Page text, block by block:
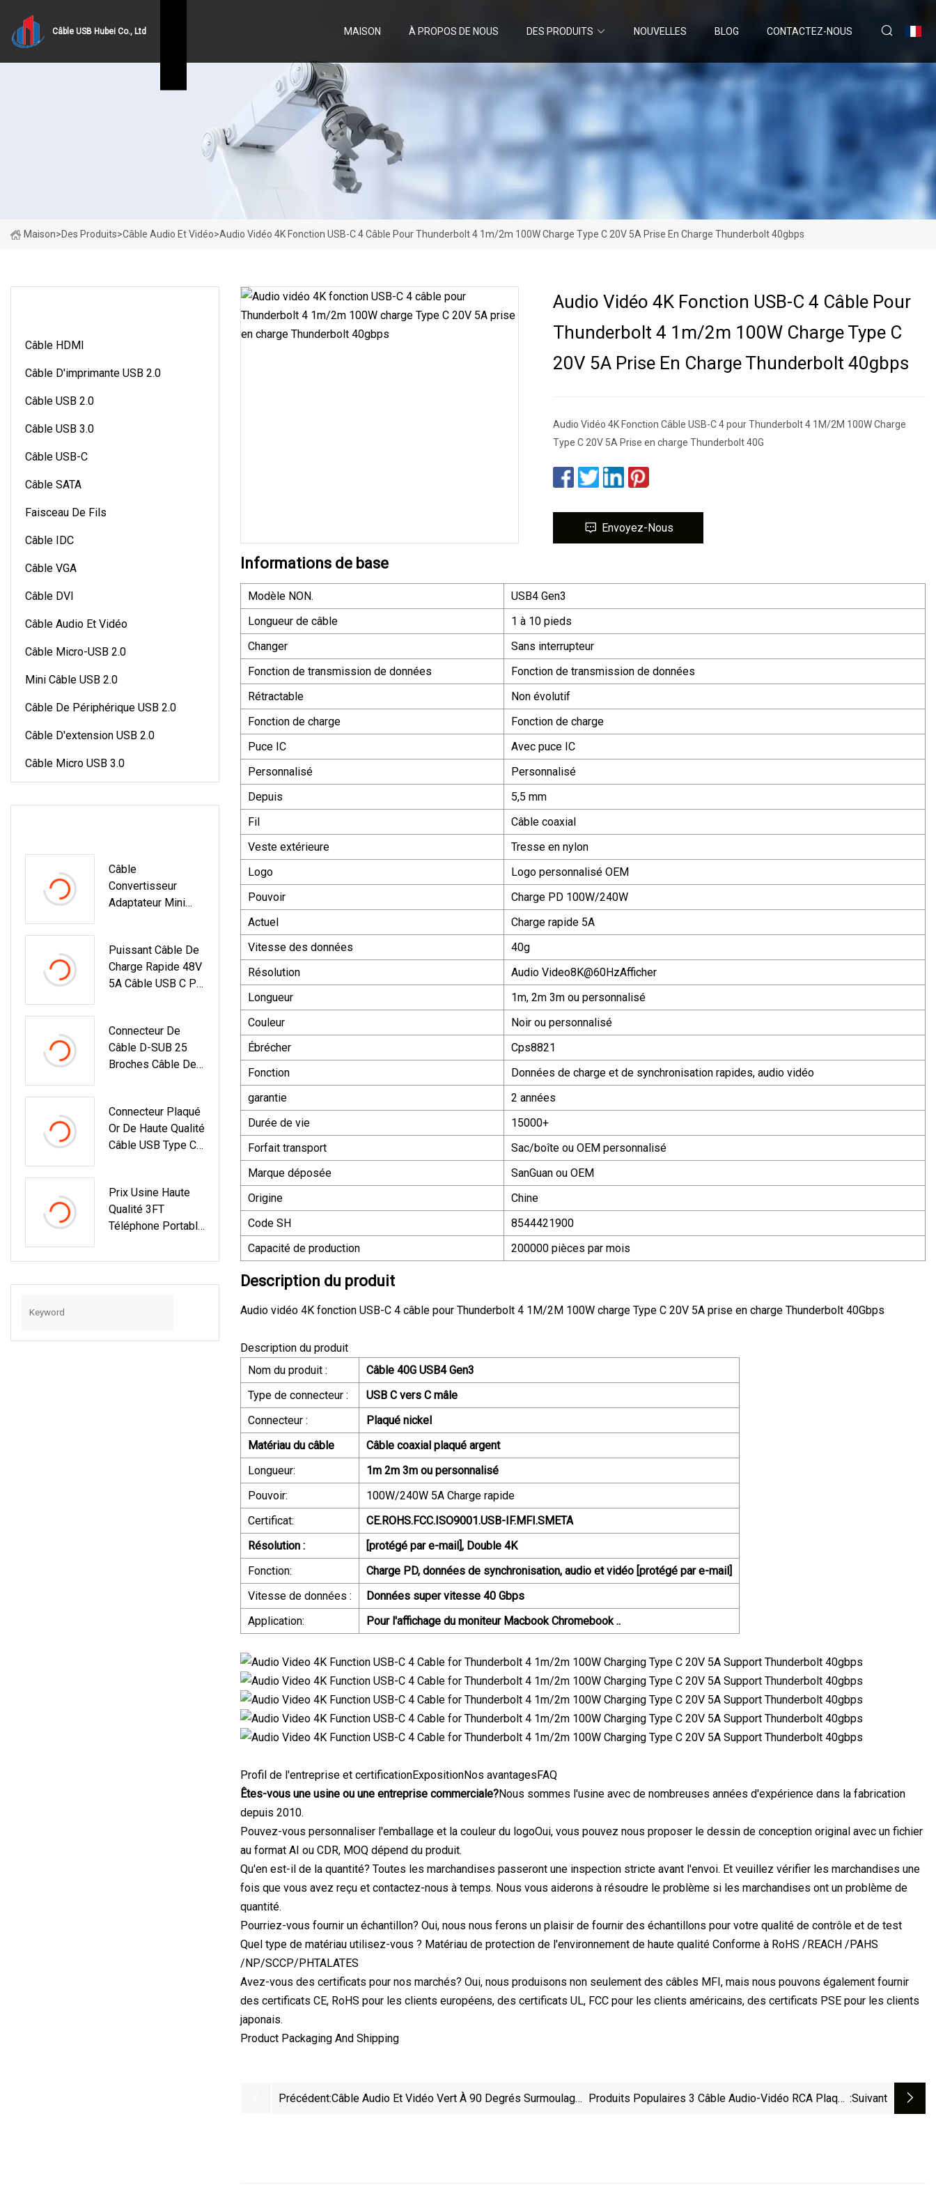
Câble USB Hubei Co., Ltd MAISON À PROPOS DE NOUS DES PRODUITS NOUVELLES BLOG CONTACTEZ-NOUS
Maison>Des Produits>Câble Audio Et Vidéo>Audio Vidéo 4K Fonction USB-C 4 Câble Pour Thunderbolt 4 1m/2m 100W Charge Type C 20V 5A Prise En Charge Thunderbolt 40gbps
Câble HDMI
Câble D'imprimante USB 2.0
Câble USB 2.0
Câble USB 3.0
Câble USB-C
Câble SATA
Faisceau De Fils
Câble IDC
Câble VGA
Câble DVI
Câble Audio Et Vidéo
Câble Micro-USB 2.0
Mini Câble USB 2.0
Câble De Périphérique USB 2.0
Câble D'extension USB 2.0
Câble Micro USB 3.0
Câble
Convertisseur
Adaptateur Mini
Puissant Câble De
Charge Rapide 48V
5A Câble USB C Pd
C Pour Le
Chargement De
Téléphone
Connecteur De
Câble D-SUB 25
Broches Câble De
Connecteur Plaqué
Or De Haute Qualité
Câble USB Type C
Prix ​​usine Haute
Qualité 3FT
Téléphone Portable
Charge Micro USB
Audio Vidéo 4K Fonction USB-C 4 Câble Pour
Thunderbolt 4 1m/2m 100W Charge Type C
20V 5A Prise En Charge Thunderbolt 40gbps
Audio Vidéo 4K Fonction Câble USB-C 4 pour Thunderbolt 4 1M/2M 100W Charge
Type C 20V 5A Prise en charge Thunderbolt 40G
Envoyez-Nous
Informations de base
Modèle NON.
USB4 Gen3
Longueur de câble
1 à 10 pieds
Changer
Sans interrupteur
Fonction de transmission de données
Fonction de transmission de données
Rétractable
Non évolutif
Fonction de charge
Fonction de charge
Puce IC
Avec puce IC
Personnalisé
Personnalisé
Depuis
5,5 mm
Fil
Câble coaxial
Veste extérieure
Tresse en nylon
Logo
Logo personnalisé OEM
Pouvoir
Charge PD 100W/240W
Actuel
Charge rapide 5A
Vitesse des données
40g
Résolution
Audio Video8K@60HzAfficher
Longueur
1m, 2m 3m ou personnalisé
Couleur
Noir ou personnalisé
Ébrécher
Cps8821
Fonction
Données de charge et de synchronisation rapides, audio vidéo
garantie
2 années
Durée de vie
15000+
Forfait transport
Sac/boîte ou OEM personnalisé
Marque déposée
SanGuan ou OEM
Origine
Chine
Code SH
8544421900
Capacité de production
200000 pièces par mois
Description du produit
Audio vidéo 4K fonction USB-C 4 câble pour Thunderbolt 4 1M/2M 100W charge Type C 20V 5A prise en charge Thunderbolt 40Gbps
Description du produit
Nom du produit :
Câble 40G USB4 Gen3
Type de connecteur :
USB C vers C mâle
Connecteur :
Plaqué nickel
Matériau du câble
Câble coaxial plaqué argent
Longueur:
1m 2m 3m ou personnalisé
Pouvoir:
100W/240W 5A Charge rapide
Certificat:
CE.ROHS.FCC.ISO9001.USB-IF.MFI.SMETA
Résolution :
[protégé par e-mail], Double 4K
Fonction:
Charge PD, données de synchronisation, audio et vidéo [protégé par e-mail]
Vitesse de données :
Données super vitesse 40 Gbps
Application:
Pour l'affichage du moniteur Macbook Chromebook ..
Profil de l'entreprise et certificationExpositionNos avantagesFAQ
Êtes-vous une usine ou une entreprise commerciale?Nous sommes l'usine avec de nombreuses années d'expérience dans la fabrication
depuis 2010.
Pouvez-vous personnaliser l'emballage et la couleur du logoOui, vous pouvez nous proposer le dessin de conception original avec un fichier
au format AI ou CDR, MOQ dépend du produit.
Qu'en est-il de la quantité? Toutes les marchandises passeront une inspection stricte avant l'envoi. Et veuillez vérifier les marchandises une
fois que vous avez reçu et contactez-nous à temps. Nous vous aiderons à résoudre le problème si les marchandises ont un problème de
quantité.
Pourriez-vous fournir un échantillon? Oui, nous nous ferons un plaisir de fournir des échantillons pour votre qualité de contrôle et de test
Quel type de matériau utilisez-vous ? Matériau de protection de l'environnement de haute qualité Conforme à RoHS /REACH /PAHS
/NP/SCCP/PHTALATES
Avez-vous des certificats pour nos marchés? Oui, nous produisons non seulement des câbles MFI, mais nous pouvons également fournir
des certificats CE, RoHS pour les clients européens, des certificats UL, FCC pour les clients américains, des certificats PSE pour les clients
japonais.
Product Packaging And Shipping
Précédent:Câble Audio Et Vidéo Vert À 90 Degrés Surmoulage Produits Populaires 3 Câble Audio-Vidéo RCA Plaqué :suivant